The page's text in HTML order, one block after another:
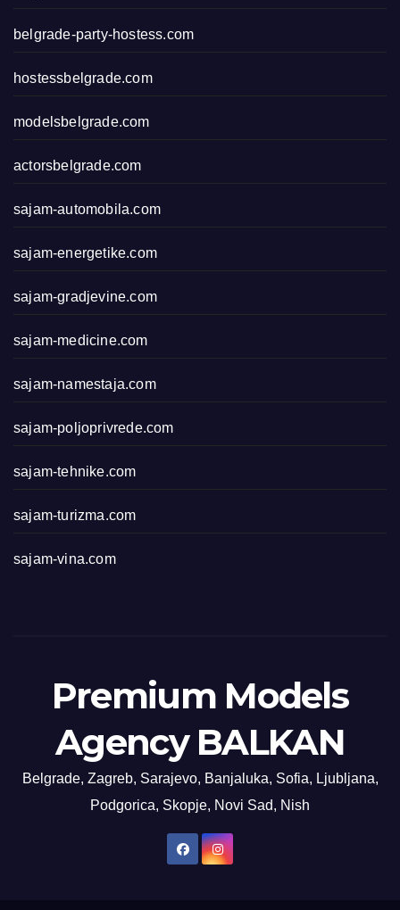
belgrade-party-hostess.com
hostessbelgrade.com
modelsbelgrade.com
actorsbelgrade.com
sajam-automobila.com
sajam-energetike.com
sajam-gradjevine.com
sajam-medicine.com
sajam-namestaja.com
sajam-poljoprivrede.com
sajam-tehnike.com
sajam-turizma.com
sajam-vina.com
Premium Models
Agency BALKAN
Belgrade, Zagreb, Sarajevo, Banjaluka, Sofia, Ljubljana,
Podgorica, Skopje, Novi Sad, Nish